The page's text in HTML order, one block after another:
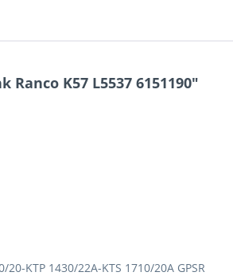
K57 L5537 6151190"
KTP 1430/22A-KTS 1710/20A GPSR